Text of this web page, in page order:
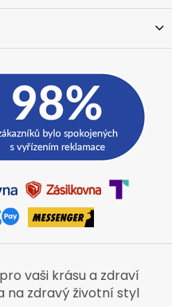
vaši krásu a zdraví
na zdravý životní styl